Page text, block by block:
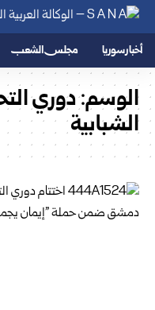
أخبار سوريا مجلس الشعب
الوسم:دوري
الشبابية